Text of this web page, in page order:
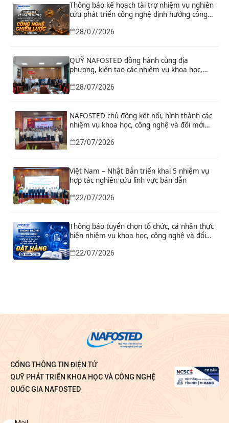
Thông báo kế hoạch tài trợ nhiệm vụ nghiên
cứu phát triển công nghệ định hướng công
nghệ chiến lược năm 2026
28/07/2026
QUỸ NAFOSTED đồng hành cùng địa
phương, kiến tạo các nhiệm vụ khoa học,
phát triển thực tiễn
28/07/2026
NAFOSTED chủ động kết nối, hình thành các
nhiệm vụ khoa học, công nghệ và đổi mới
Bình
27/07/2026
Việt Nam – Nhật Bản triển khai 5 nhiệm vụ
hợp tác nghiên cứu lĩnh vực bán dẫn
22/07/2026
Thông báo tuyển chọn tổ chức, cá nhân thực
hiện nhiệm vụ khoa học, công nghệ và đổi
22/07/2026
CỔNG THÔNG TIN ĐIỆN TỬ
QUỸ PHÁT TRIỂN KHOA HỌC VÀ CÔNG NGHỆ
QUỐC GIA NAFOSTED